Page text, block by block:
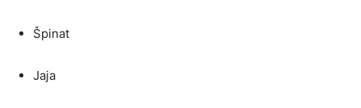
Špinat
Jaja